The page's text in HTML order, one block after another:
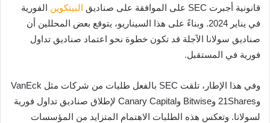
قانونية أجبرت SEC على الموافقة على صناديق
البيتكوين الفورية
في يناير 2024. وبناءً على هذا السيناريو، يتوقع بعض المحللين أن
صناديق سولانا الآجلة قد تكون خطوة نحو اعتماد صناديق تداول
فورية في المستقبل.
وفي هذا الإطار، تلقت SEC بالفعل طلبات من شركات مثل VanEck
و21Shares وBitwise وCanary Capital لإطلاق صناديق تداول فورية
لسولانا. وتعكس هذه الطلبات الاهتمام المتزايد من المؤسسات